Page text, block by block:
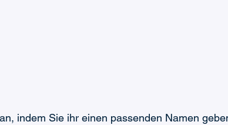
indem Sie ihr einen passenden Namen